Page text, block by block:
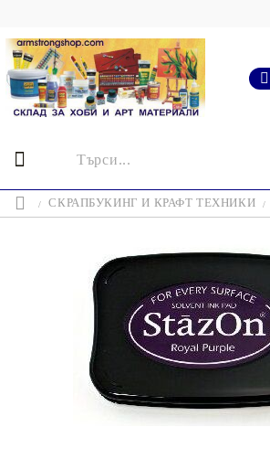
СКРАПБУКИНГ И КРАФТ ТЕХНИКИ